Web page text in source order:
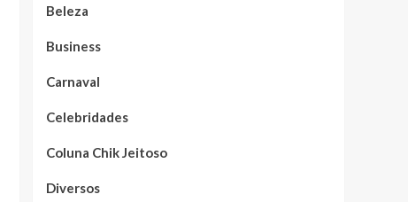
Beleza
Business
Carnaval
Celebridades
Coluna Chik Jeitoso
Diversos